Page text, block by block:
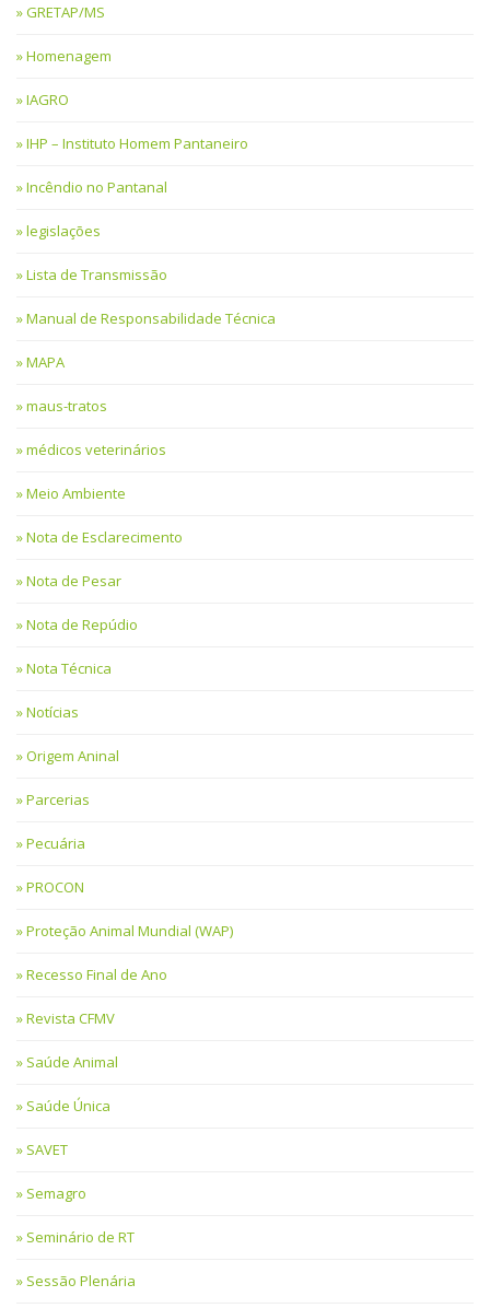
GRETAP/MS
Homenagem
IAGRO
IHP – Instituto Homem Pantaneiro
Incêndio no Pantanal
legislações
Lista de Transmissão
Manual de Responsabilidade Técnica
MAPA
maus-tratos
médicos veterinários
Meio Ambiente
Nota de Esclarecimento
Nota de Pesar
Nota de Repúdio
Nota Técnica
Notícias
Origem Aninal
Parcerias
Pecuária
PROCON
Proteção Animal Mundial (WAP)
Recesso Final de Ano
Revista CFMV
Saúde Animal
Saúde Única
SAVET
Semagro
Seminário de RT
Sessão Plenária